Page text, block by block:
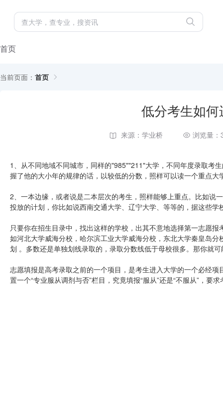
首页
当前页面： 首页
低分考生如
来源：学业桥 浏览量：
1、从不同地域不同城市，同样的"985""211"大学，不同年度录取考
握了他的大小年的规律的话，以较低的分数，照样可以读一个重点大
2、一本边缘，或者说是二本层次的考生，照样能够上重点。比如说
投放的计划，你比如说西南交通大学、辽宁大学、等等的，据这些
只要你在招生目录中，找出这样的学校，出其不意地选择第一志愿
如河北大学威海分校，哈尔滨工业大学威海分校，东北大学秦皇岛
划 。多数还是单独划线录取的，录取分数线低于母校很多。那你就
志愿填报是高考录取之前的一个项目，是考生进入大学的一个必经
置一个“专业服从调剂与否”栏目，究竟填报“服从”还是“不服从”，要